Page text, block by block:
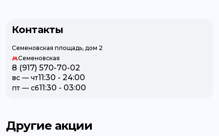
Контакты
Семеновская площадь, дом 2
Семеновская
8 (917) 570-70-02
вc — чт11:30 - 24:00
пт — сб11:30 - 03:00
Другие акции